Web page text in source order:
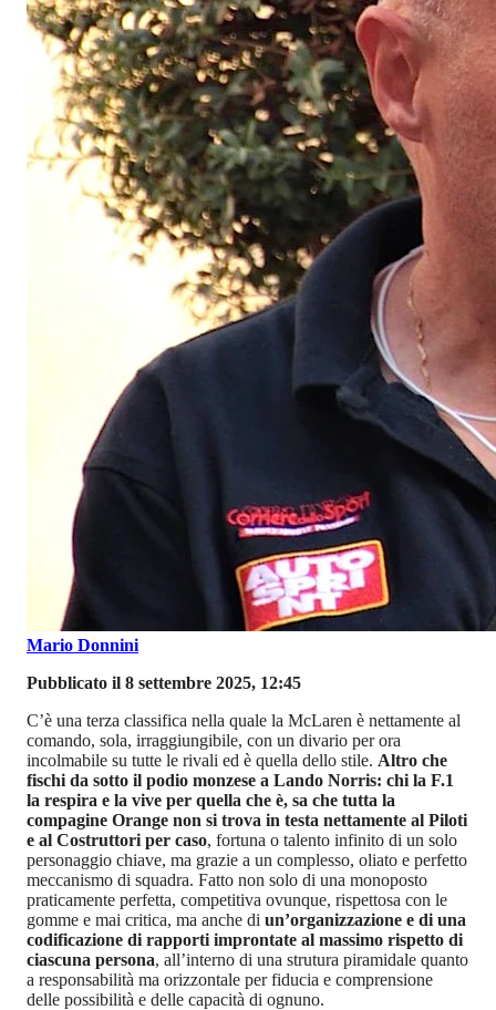
Mario Donnini
Pubblicato il 8 settembre 2025, 12:45
C’è una terza classifica nella quale la McLaren è nettamente al
comando, sola, irraggiungibile, con un divario per ora
incolmabile su tutte le rivali ed è quella dello stile. Altro che
fischi da sotto il podio monzese a Lando Norris: chi la F.1
la respira e la vive per quella che è, sa che tutta la
compagine Orange non si trova in testa nettamente al Piloti
e al Costruttori per caso, fortuna o talento infinito di un solo
personaggio chiave, ma grazie a un complesso, oliato e perfetto
meccanismo di squadra. Fatto non solo di una monoposto
praticamente perfetta, competitiva ovunque, rispettosa con le
gomme e mai critica, ma anche di un’organizzazione e di una
codificazione di rapporti improntate al massimo rispetto di
ciascuna persona, all’interno di una strutura piramidale quanto
a responsabilità ma orizzontale per fiducia e comprensione
delle possibilità e delle capacità di ognuno.